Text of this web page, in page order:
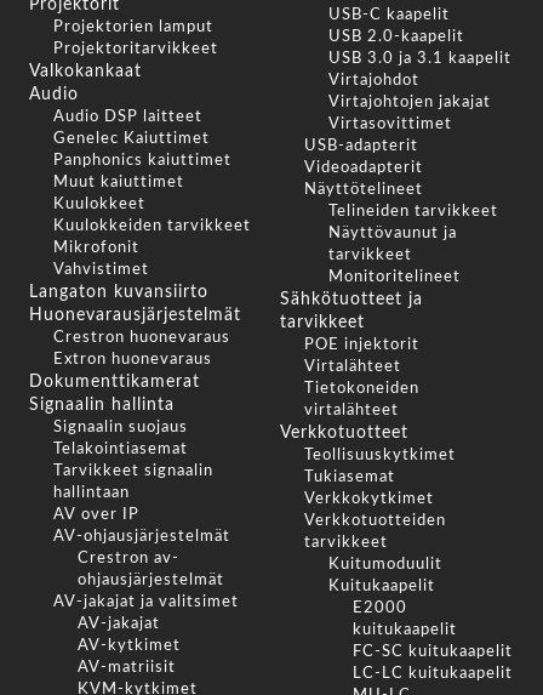
Projektorit
Projektorien lamput
Projektoritarvikkeet
Valkokankaat
Audio
Audio DSP laitteet
Genelec Kaiuttimet
Panphonics kaiuttimet
Muut kaiuttimet
Kuulokkeet
Kuulokkeiden tarvikkeet
Mikrofonit
Vahvistimet
Langaton kuvansiirto
Huonevarausjärjestelmät
Crestron huonevaraus
Extron huonevaraus
Dokumenttikamerat
Signaalin hallinta
Signaalin suojaus
Telakointiasemat
Tarvikkeet signaalin
hallintaan
AV over IP
AV-ohjausjärjestelmät
Crestron av-
ohjausjärjestelmät
AV-jakajat ja valitsimet
AV-jakajat
AV-kytkimet
AV-matriisit
KVM-kytkimet
USB-C kaapelit
USB 2.0-kaapelit
USB 3.0 ja 3.1 kaapelit
Virtajohdot
Virtajohtojen jakajat
Virtasovittimet
USB-adapterit
Videoadapterit
Näyttötelineet
Telineiden tarvikkeet
Näyttövaunut ja
tarvikkeet
Monitoritelineet
Sähkötuotteet ja
tarvikkeet
POE injektorit
Virtalähteet
Tietokoneiden
virtalähteet
Verkkotuotteet
Teollisuuskytkimet
Tukiasemat
Verkkokytkimet
Verkkotuotteiden
tarvikkeet
Kuitumoduulit
Kuitukaapelit
E2000
kuitukaapelit
FC-SC kuitukaapelit
LC-LC kuitukaapelit